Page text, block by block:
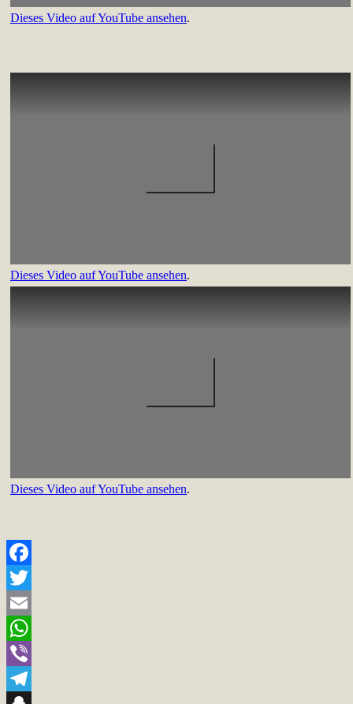
Dieses Video auf YouTube ansehen.
Dieses Video auf YouTube ansehen.
Dieses Video auf YouTube ansehen.
Facebook
Twitter
Email
WhatsApp
Viber